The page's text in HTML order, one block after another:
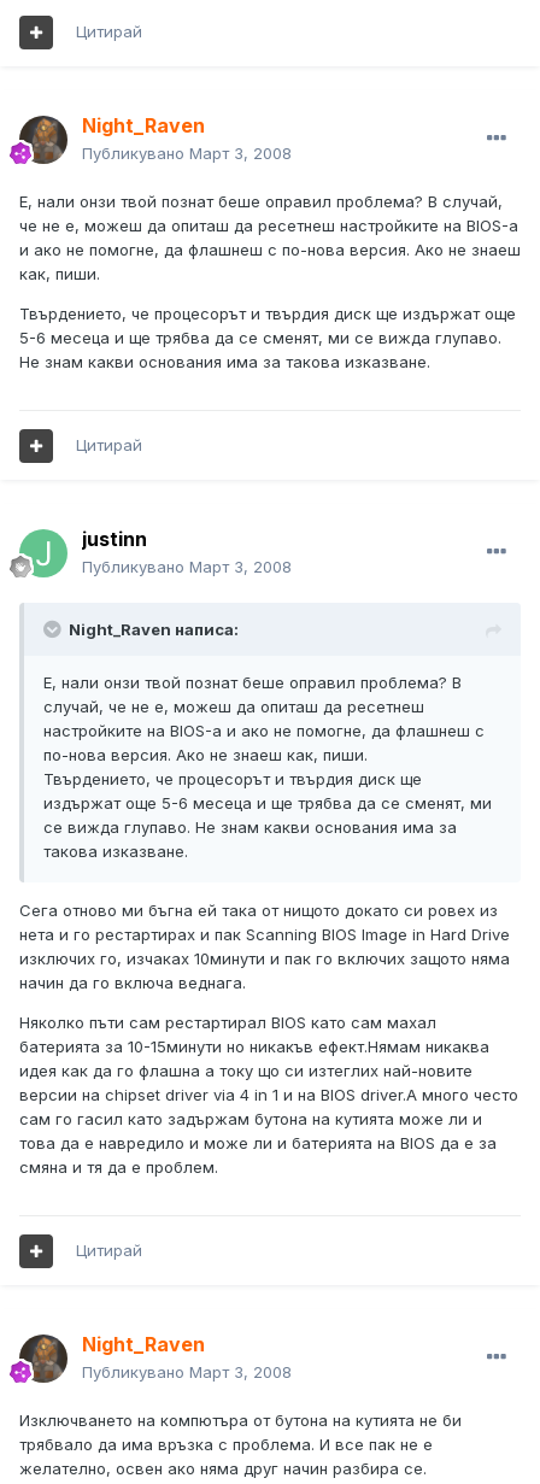
Цитирай
Night_Raven
Публикувано Март 3, 2008
Е, нали онзи твой познат беше оправил проблема? В случай,
че не е, можеш да опиташ да ресетнеш настройките на BIOS-а
и ако не помогне, да флашнеш с по-нова версия. Ако не знаеш
как, пиши.
Твърдението, че процесорът и твърдия диск ще издържат още
5-6 месеца и ще трябва да се сменят, ми се вижда глупаво.
Не знам какви основания има за такова изказване.
Цитирай
justinn
Публикувано Март 3, 2008
Night_Raven написа:
Е, нали онзи твой познат беше оправил проблема? В
случай, че не е, можеш да опиташ да ресетнеш
настройките на BIOS-а и ако не помогне, да флашнеш с
по-нова версия. Ако не знаеш как, пиши.
Твърдението, че процесорът и твърдия диск ще
издържат още 5-6 месеца и ще трябва да се сменят, ми
се вижда глупаво. Не знам какви основания има за
такова изказване.
Сега отново ми бъгна ей така от нищото докато си ровех из
нета и го рестартирах и пак Scanning BIOS Image in Hard Drive
изключих го, изчаках 10минути и пак го включих защото няма
начин да го включа веднага.
Няколко пъти сам рестартирал BIOS като сам махал
батерията за 10-15минути но никакъв ефект.Нямам никаква
идея как да го флашна а току що си изтеглих най-новите
версии на chipset driver via 4 in 1 и на BIOS driver.А много често
сам го гасил като задържам бутона на кутията може ли и
това да е навредило и може ли и батерията на BIOS да е за
смяна и тя да е проблем.
Цитирай
Night_Raven
Публикувано Март 3, 2008
Изключването на компютъра от бутона на кутията не би
трябвало да има връзка с проблема. И все пак не е
желателно, освен ако няма друг начин разбира се.